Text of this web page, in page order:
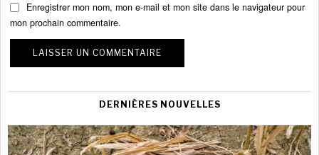
Enregistrer mon nom, mon e-mail et mon site dans le navigateur pour
mon prochain commentaire.
DERNIÈRES NOUVELLES